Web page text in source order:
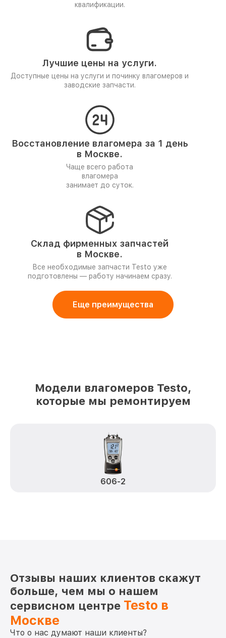
квалификации.
Лучшие цены на услуги.
Доступные цены на услуги и починку влагомеров и
заводские запчасти.
Восстановление влагомера за 1 день
в Москве.
Чаще всего работа
влагомера
занимает до суток.
Склад фирменных запчастей
в Москве.
Все необходимые запчасти Testo уже
подготовлены — работу начинаем сразу.
Еще преимущества
Модели влагомеров Testo,
которые мы ремонтируем
606-2
Отзывы наших клиентов скажут
больше, чем мы о нашем
сервисном центре Testo в
Москве
Что о нас думают наши клиенты?